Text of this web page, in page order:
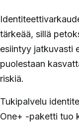
tärkeää, sillä
esiintyy jatkuvasti
puolestaan
riskiä.
Tukipalvelu
One+ -paketti tuo